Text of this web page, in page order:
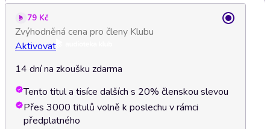
79 Kč
Zvýhodněná cena pro členy Klubu
Aktivovat
14 dní na zkoušku zdarma
Tento titul a tisíce dalších s 20% členskou slevou
Přes 3000 titulů volně k poslechu v rámci
předplatného